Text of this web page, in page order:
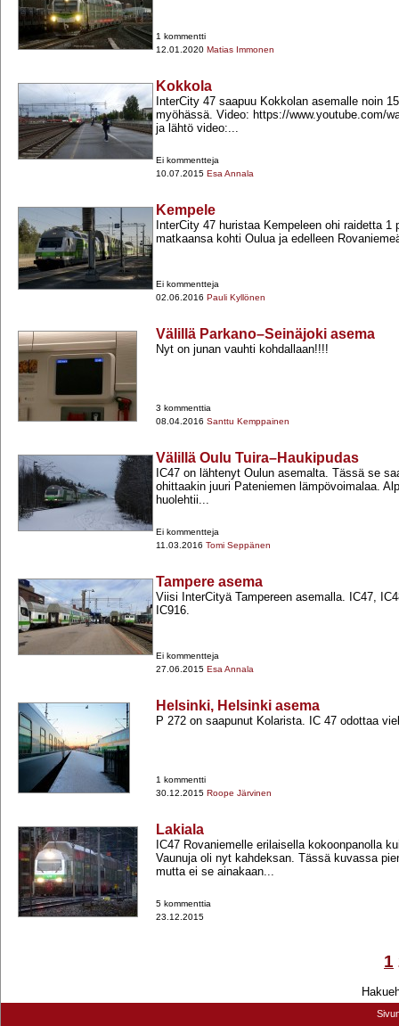
1 kommentti
12.01.2020 Matias Immonen
Kokkola
InterCity 47 saapuu Kokkolan asemalle noin
myöhässä. Video: https://www.youtube.com/
ja lähtö video:...
Ei kommentteja
10.07.2015 Esa Annala
Kempele
InterCity 47 huristaa Kempeleen ohi raidetta 1
matkaansa kohti Oulua ja edelleen
Ei kommentteja
02.06.2016 Pauli Kyllönen
Välillä Parkano–Seinäjoki asema
Nyt on junan vauhti kohdallaan!!!!
3 kommenttia
08.04.2016 Santtu Kemppainen
Välillä Oulu Tuira–Haukipudas
IC47 on lähtenyt Oulun asemalta. Tässä se
ohittaakin juuri Pateniemen lämpövoimalaa.
huolehtii...
Ei kommentteja
11.03.2016 Tomi Seppänen
Tampere asema
Viisi InterCityä Tampereen asemalla. IC47,
IC916.
Ei kommentteja
27.06.2015 Esa Annala
Helsinki, Helsinki asema
P 272 on saapunut Kolarista. IC 47 odottaa
1 kommentti
30.12.2015 Roope Järvinen
Lakiala
IC47 Rovaniemelle erilaisella kokoonpanolla
Vaunuja oli nyt kahdeksan. Tässä kuvassa
mutta ei se ainakaan...
5 kommenttia
23.12.2015
1